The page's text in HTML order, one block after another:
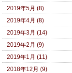
2019年5月 (8)
2019年4月 (8)
2019年3月 (14)
2019年2月 (9)
2019年1月 (11)
2018年12月 (9)